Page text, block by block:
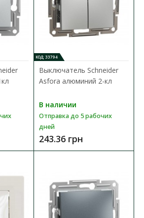
Asfora антрацит 2кл
КОД: 33794
Выключатель Schneider
Asfora алюминий 2-кл
В наличии
Отправка до 5 рабочих
дней
243.36 грн